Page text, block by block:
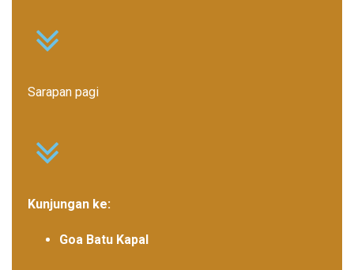
Sarapan pagi
Kunjungan ke:
Goa Batu Kapal